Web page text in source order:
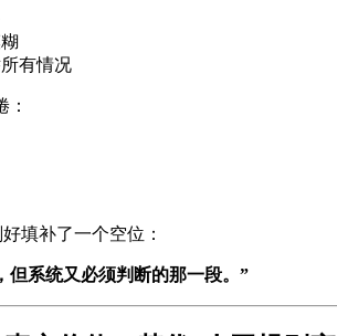
有情况
填补了一个空位：
但系统又必须判断的那一段。”